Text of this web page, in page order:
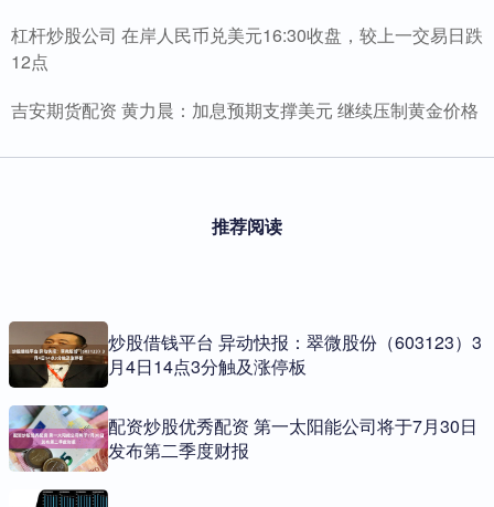
杠杆炒股公司 在岸人民币兑美元16:30收盘，较上一交易日跌
12点
吉安期货配资 黄力晨：加息预期支撑美元 继续压制黄金价格
推荐阅读
炒股借钱平台 异动快报：翠微股份（603123）3
月4日14点3分触及涨停板
配资炒股优秀配资 第一太阳能公司将于7月30日
发布第二季度财报